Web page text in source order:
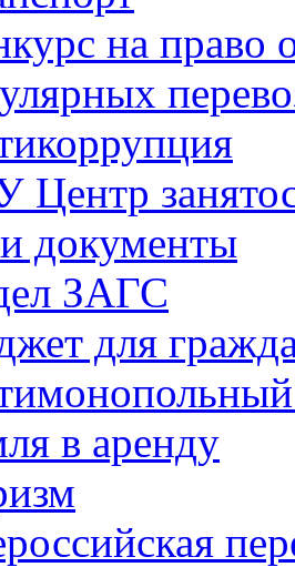
на право
Центр
документы
ЗАГС
для
в аренду